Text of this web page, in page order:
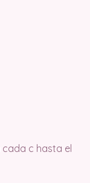
cada c hasta el